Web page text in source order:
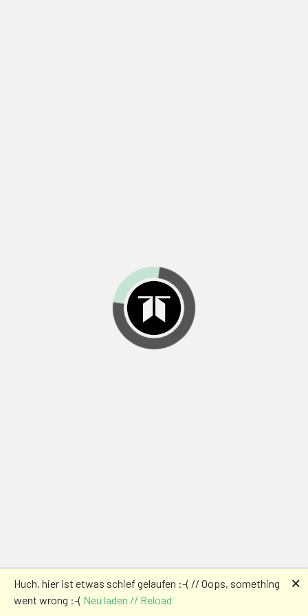
Huch, hier ist etwas schief gelaufen :-( // Oops, something
went wrong :-( Neu laden // Reload
🗙